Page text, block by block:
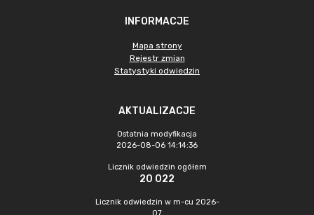
INFORMACJE
Mapa strony
Rejestr zmian
Statystyki odwiedzin
AKTUALIZACJE
Ostatnia modyfikacja
2026-08-06 14:14:36
Licznik odwiedzin ogółem
20 022
Licznik odwiedzin w m-cu 2026-